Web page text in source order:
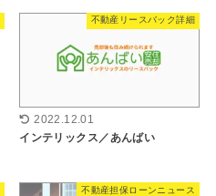
不動産リースバック詳細
2022.12.01
インテリックス／あんばい
不動産担保ローンニュース